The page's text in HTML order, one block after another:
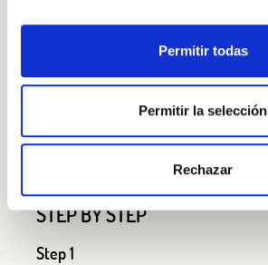
Permitir todas
Permitir la selección
Rechazar
STEP BY STEP
Step 1